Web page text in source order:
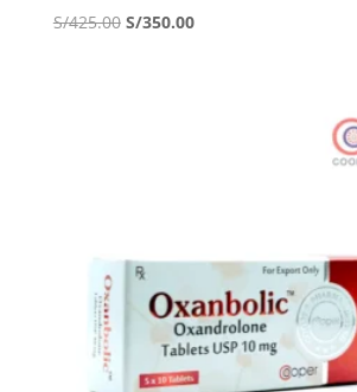
S/425.00 El
S/350.00El